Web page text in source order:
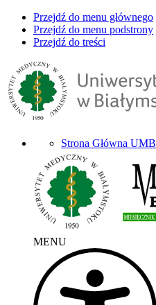
Przejdź do menu głównego
Przejdź do menu podstrony
Przejdź do treści
Strona Główna UMB
MENU